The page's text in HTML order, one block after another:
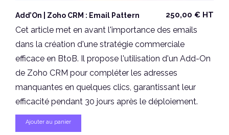
Add’On | Zoho CRM : Email Pattern 250,00 € HT
Cet article met en avant l'importance des emails
dans la création d'une stratégie commerciale
efficace en BtoB. Il propose l'utilisation d'un Add-On
de Zoho CRM pour compléter les adresses
manquantes en quelques clics, garantissant leur
efficacité pendant 30 jours après le déploiement.
Ajouter au panier